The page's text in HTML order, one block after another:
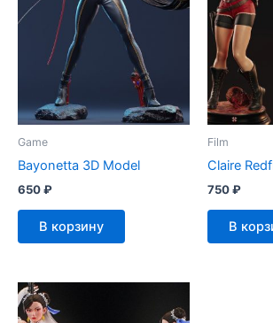
Game
Bayonetta 3D Model
650₽
В корзину
Film
Claire
750₽
В